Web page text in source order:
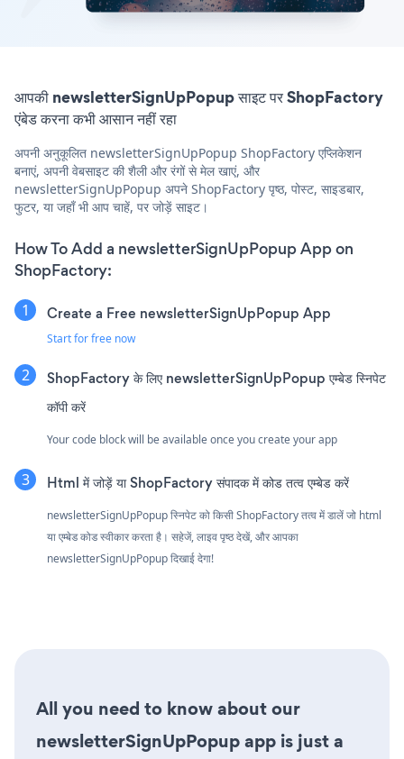
आपकी newsletterSignUpPopup साइट पर ShopFactory
एंबेड करना कभी आसान नहीं रहा
अपनी अनुकूलित newsletterSignUpPopup ShopFactory एप्लिकेशन
बनाएं, अपनी वेबसाइट की शैली और रंगों से मेल खाएं, और
newsletterSignUpPopup अपने ShopFactory पृष्ठ, पोस्ट, साइडबार,
फुटर, या जहाँ भी आप चाहें, पर जोड़ें साइट।
How To Add a newsletterSignUpPopup App on
ShopFactory:
Create a Free newsletterSignUpPopup App
Start for free now
ShopFactory के लिए newsletterSignUpPopup एम्बेड स्निपेट
कॉपी करें
Your code block will be available once you create your app
Html में जोड़ें या ShopFactory संपादक में कोड तत्व एम्बेड करें
newsletterSignUpPopup स्निपेट को किसी ShopFactory तत्व में डालें जो html
या एम्बेड कोड स्वीकार करता है। सहेजें, लाइव पृष्ठ देखें, और आपका
newsletterSignUpPopup दिखाई देगा!
All you need to know about our
newsletterSignUpPopup app is just a